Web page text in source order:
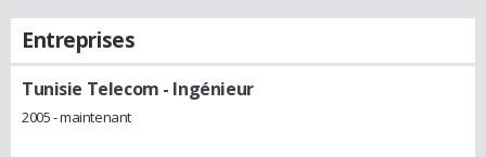
Entreprises
Tunisie Telecom - Ingénieur
2005 - maintenant